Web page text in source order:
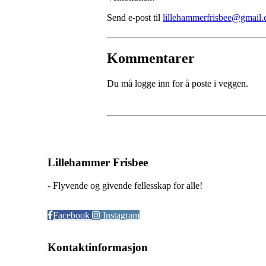
Send e-post til
Kommentarer
Du må logge inn for å poste i veggen.
Lillehammer Frisbee
- Flyvende og givende fellesskap for alle!
Facebook Instagram
Kontaktinformasjon